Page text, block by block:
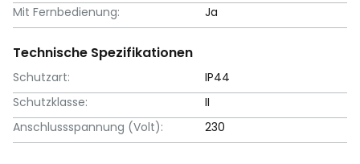
Mit Fernbedienung:
Ja
Technische Spezifikationen
Schutzart:
IP44
Schutzklasse:
II
Anschlussspannung (Volt):
230